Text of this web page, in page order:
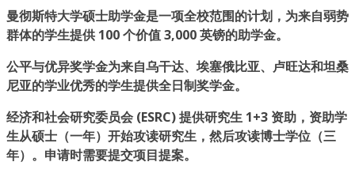
曼彻斯特大学硕士助学金是一项全校范围的计划，为来自弱势
群体的学生提供 100 个价值 3,000 英镑的助学金。
公平与优异奖学金为来自乌干达、埃塞俄比亚、卢旺达和坦桑
尼亚的学业优秀的学生提供全日制奖学金。
经济和社会研究委员会 (ESRC) 提供研究生 1+3 资助，资助学
生从硕士（一年）开始攻读研究生，然后攻读博士学位（三
年）。申请时需要提交项目提案。